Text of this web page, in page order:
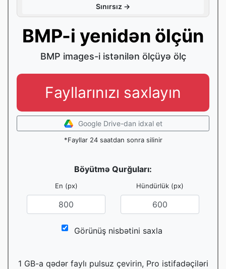
Sınırsız →
BMP-i yenidən ölçün
BMP images-i istənilən ölçüyə ölç
Fayllarınızı saxlayın
Google Drive-dan idxal et
*Fayllar 24 saatdan sonra silinir
Böyütmə Qurğuları:
En (px) Hündürlük (px)
Görünüş nisbətini saxla
1 GB-a qədər faylı pulsuz çevirin, Pro istifadəçiləri